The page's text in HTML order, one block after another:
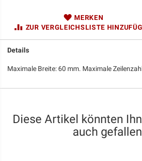
MERKEN
ZUR VERGLEICHSLISTE
Details
Maximale Breite: 60 mm. Maximale
Diese Artikel könnten
auch